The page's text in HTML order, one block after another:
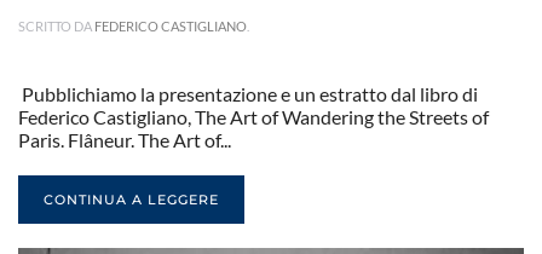
SCRITTO DA FEDERICO CASTIGLIANO
Pubblichiamo la presentazione e un estratto dal libro di
Federico Castigliano, The Art of Wandering the Streets of
Paris. Flâneur. The Art of...
CONTINUA A LEGGERE